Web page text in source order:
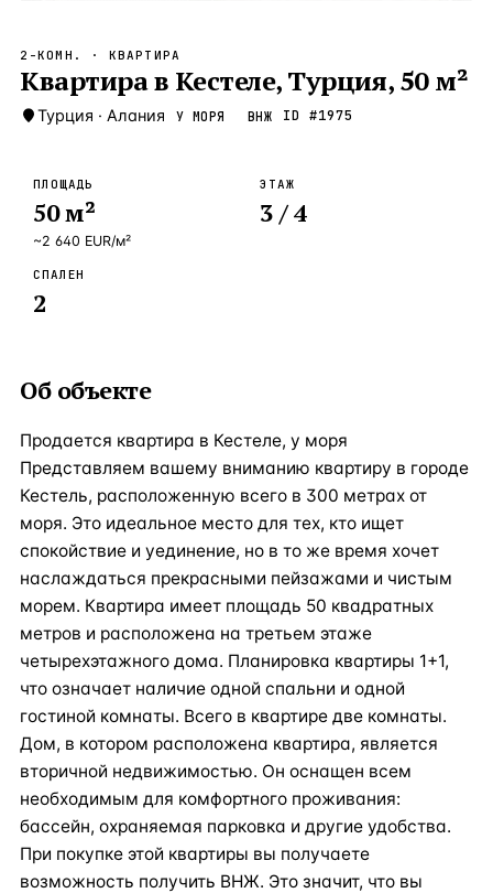
Новороссийск — Локация Россия · 2
Стамбул —Локация
ЧАСТО ИЩУТ
Турция Россия
2-КОМН. · КВАРТИРА
Квартира в Кестеле, Турция, 50 м²
Турция · Алания У МОРЯ ВНЖ ID #1975
ПЛОЩАДЬ
50м²
~2 640 EUR/м²
ЭТАЖ
3/ 4
СПАЛЕН
2
Об объекте
Продается квартира в Кестеле, у моря
Представляем вашему вниманию квартиру в городе
Кестель, расположенную всего в 300 метрах от
моря. Это идеальное место для тех, кто ищет
спокойствие и уединение, но в то же время хочет
наслаждаться прекрасными пейзажами и чистым
морем. Квартира имеет площадь 50 квадратных
метров и расположена на третьем этаже
четырехэтажного дома. Планировка квартиры 1+1,
что означает наличие одной спальни и одной
гостиной комнаты. Всего в квартире две комнаты.
Дом, в котором расположена квартира, является
вторичной недвижимостью. Он оснащен всем
необходимым для комфортного проживания:
бассейн, охраняемая парковка и другие удобства.
При покупке этой квартиры вы получаете
возможность получить ВНЖ. Это значит, что вы